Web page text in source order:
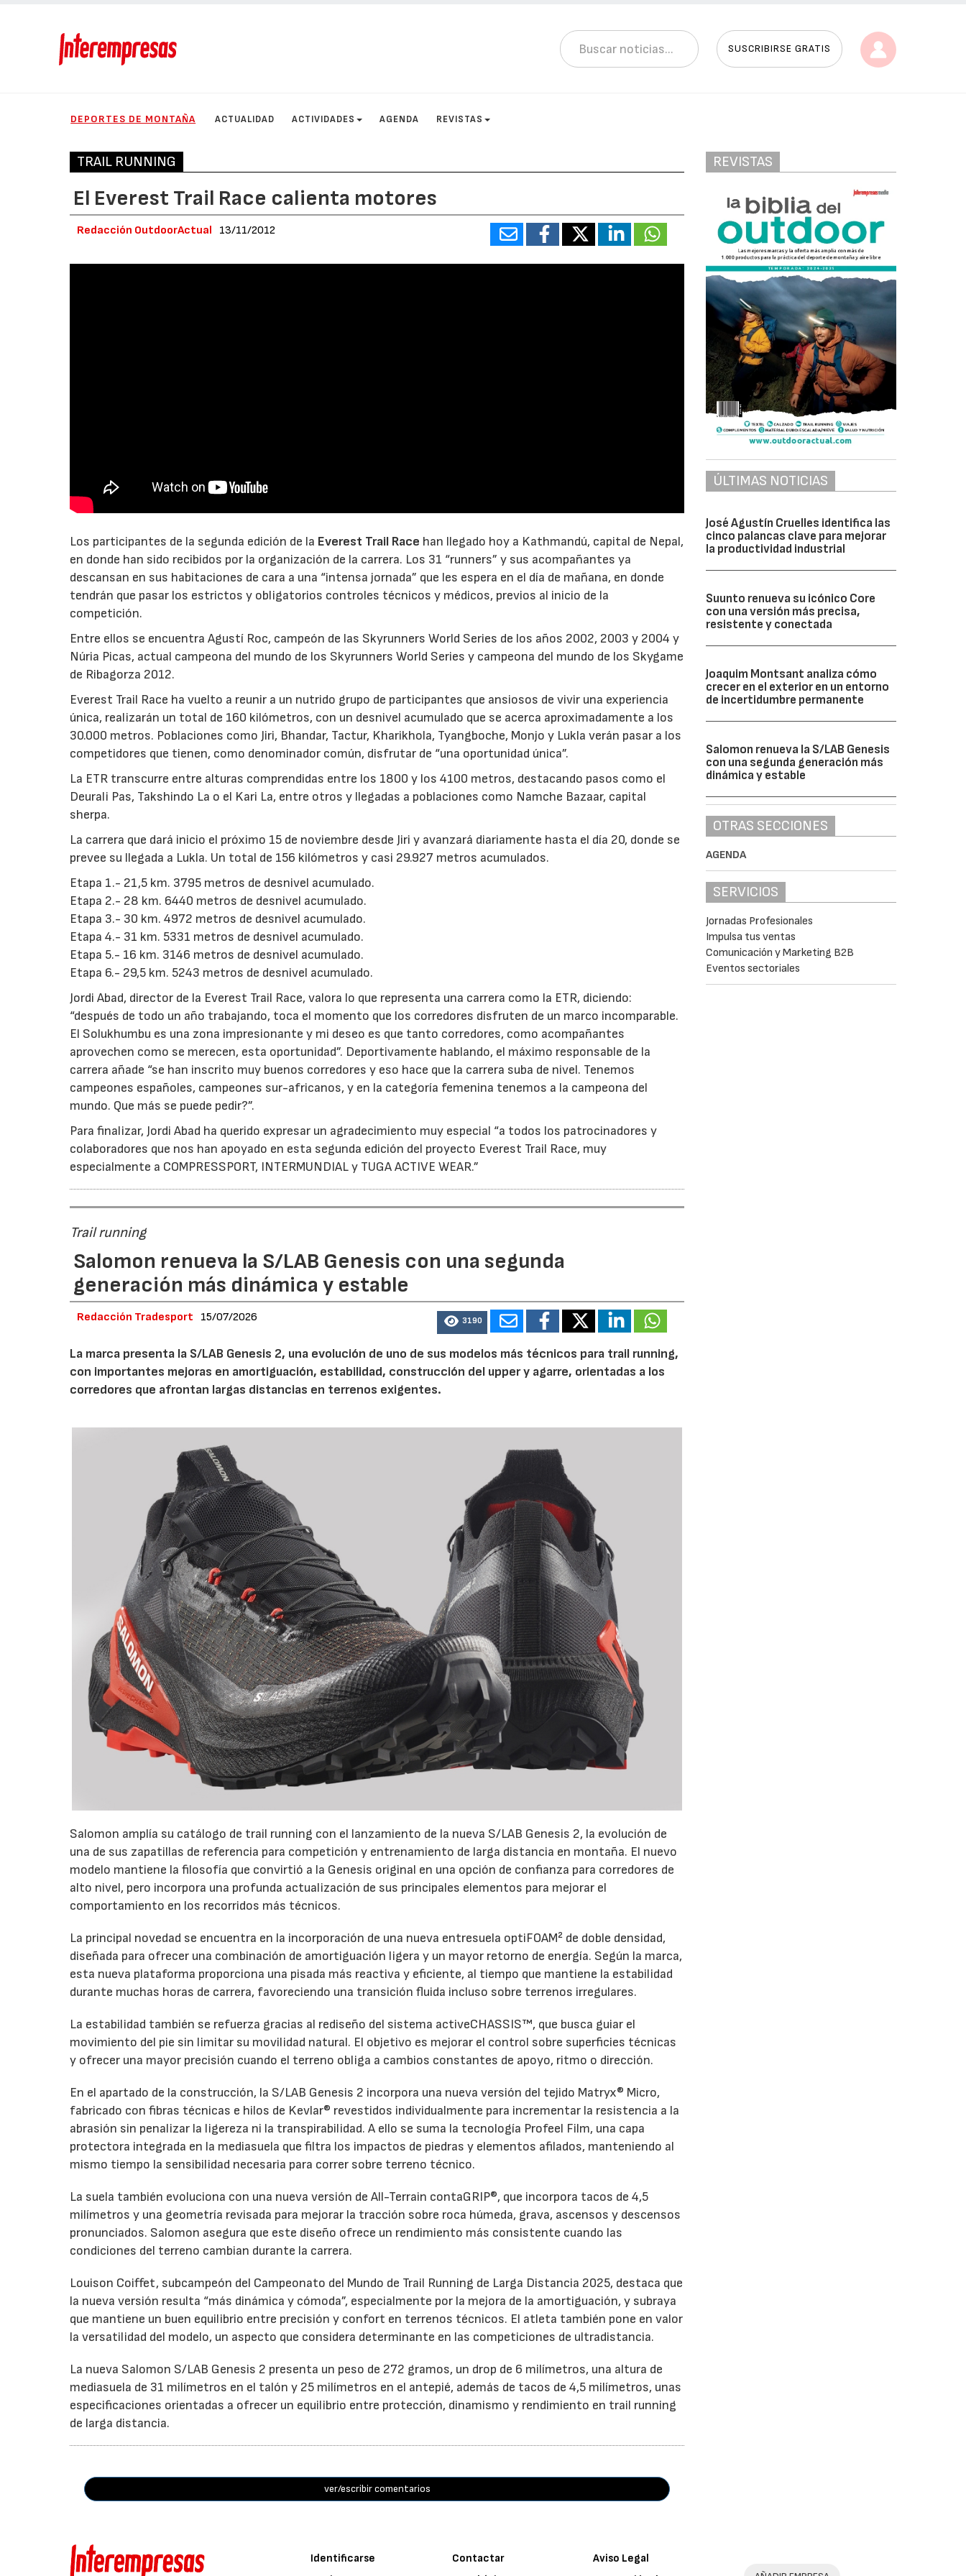
SUSCRIBIRSE GRATIS
DEPORTES DE MONTAÑA ACTUALIDAD ACTIVIDADES AGENDA REVISTAS
TRAIL RUNNING
El Everest Trail Race calienta motores
Redacción OutdoorActual 13/11/2012
Los participantes de la segunda edición de la Everest Trail Race han llegado hoy a Kathmandú, capital de Nepal,
en donde han sido recibidos por la organización de la carrera. Los 31 “runners” y sus acompañantes ya
descansan en sus habitaciones de cara a una “intensa jornada” que les espera en el día de mañana, en donde
tendrán que pasar los estrictos y obligatorios controles técnicos y médicos, previos al inicio de la
competición.
Entre ellos se encuentra Agustí Roc, campeón de las Skyrunners World Series de los años 2002, 2003 y 2004 y
Núria Picas, actual campeona del mundo de los Skyrunners World Series y campeona del mundo de los Skygame
de Ribagorza 2012.
Everest Trail Race ha vuelto a reunir a un nutrido grupo de participantes que ansiosos de vivir una experiencia
única, realizarán un total de 160 kilómetros, con un desnivel acumulado que se acerca aproximadamente a los
30.000 metros. Poblaciones como Jiri, Bhandar, Tactur, Kharikhola, Tyangboche, Monjo y Lukla verán pasar a los
competidores que tienen, como denominador común, disfrutar de “una oportunidad única”.
La ETR transcurre entre alturas comprendidas entre los 1800 y los 4100 metros, destacando pasos como el
Deurali Pas, Takshindo La o el Kari La, entre otros y llegadas a poblaciones como Namche Bazaar, capital
sherpa.
La carrera que dará inicio el próximo 15 de noviembre desde Jiri y avanzará diariamente hasta el día 20, donde se
prevee su llegada a Lukla. Un total de 156 kilómetros y casi 29.927 metros acumulados.
Etapa 1.- 21,5 km. 3795 metros de desnivel acumulado.
Etapa 2.- 28 km. 6440 metros de desnivel acumulado.
Etapa 3.- 30 km. 4972 metros de desnivel acumulado.
Etapa 4.- 31 km. 5331 metros de desnivel acumulado.
Etapa 5.- 16 km. 3146 metros de desnivel acumulado.
Etapa 6.- 29,5 km. 5243 metros de desnivel acumulado.
Jordi Abad, director de la Everest Trail Race, valora lo que representa una carrera como la ETR, diciendo:
“después de todo un año trabajando, toca el momento que los corredores disfruten de un marco incomparable.
El Solukhumbu es una zona impresionante y mi deseo es que tanto corredores, como acompañantes
aprovechen como se merecen, esta oportunidad”. Deportivamente hablando, el máximo responsable de la
carrera añade “se han inscrito muy buenos corredores y eso hace que la carrera suba de nivel. Tenemos
campeones españoles, campeones sur-africanos, y en la categoría femenina tenemos a la campeona del
mundo. Que más se puede pedir?”.
Para finalizar, Jordi Abad ha querido expresar un agradecimiento muy especial “a todos los patrocinadores y
colaboradores que nos han apoyado en esta segunda edición del proyecto Everest Trail Race, muy
especialmente a COMPRESSPORT, INTERMUNDIAL y TUGA ACTIVE WEAR.”
Trail running
Salomon renueva la S/LAB Genesis con una segunda
generación más dinámica y estable
Redacción Tradesport 15/07/2026 3190
La marca presenta la S/LAB Genesis 2, una evolución de uno de sus modelos más técnicos para trail running,
con importantes mejoras en amortiguación, estabilidad, construcción del upper y agarre, orientadas a los
corredores que afrontan largas distancias en terrenos exigentes.
Salomon amplía su catálogo de trail running con el lanzamiento de la nueva S/LAB Genesis 2, la evolución de
una de sus zapatillas de referencia para competición y entrenamiento de larga distancia en montaña. El nuevo
modelo mantiene la filosofía que convirtió a la Genesis original en una opción de confianza para corredores de
alto nivel, pero incorpora una profunda actualización de sus principales elementos para mejorar el
comportamiento en los recorridos más técnicos.
La principal novedad se encuentra en la incorporación de una nueva entresuela optiFOAM² de doble densidad,
diseñada para ofrecer una combinación de amortiguación ligera y un mayor retorno de energía. Según la marca,
esta nueva plataforma proporciona una pisada más reactiva y eficiente, al tiempo que mantiene la estabilidad
durante muchas horas de carrera, favoreciendo una transición fluida incluso sobre terrenos irregulares.
La estabilidad también se refuerza gracias al rediseño del sistema activeCHASSIS™, que busca guiar el
movimiento del pie sin limitar su movilidad natural. El objetivo es mejorar el control sobre superficies técnicas
y ofrecer una mayor precisión cuando el terreno obliga a cambios constantes de apoyo, ritmo o dirección.
En el apartado de la construcción, la S/LAB Genesis 2 incorpora una nueva versión del tejido Matryx® Micro,
fabricado con fibras técnicas e hilos de Kevlar® revestidos individualmente para incrementar la resistencia a la
abrasión sin penalizar la ligereza ni la transpirabilidad. A ello se suma la tecnología Profeel Film, una capa
protectora integrada en la mediasuela que filtra los impactos de piedras y elementos afilados, manteniendo al
mismo tiempo la sensibilidad necesaria para correr sobre terreno técnico.
La suela también evoluciona con una nueva versión de All-Terrain contaGRIP®, que incorpora tacos de 4,5
milímetros y una geometría revisada para mejorar la tracción sobre roca húmeda, grava, ascensos y descensos
pronunciados. Salomon asegura que este diseño ofrece un rendimiento más consistente cuando las
condiciones del terreno cambian durante la carrera.
Louison Coiffet, subcampeón del Campeonato del Mundo de Trail Running de Larga Distancia 2025, destaca que
la nueva versión resulta “más dinámica y cómoda”, especialmente por la mejora de la amortiguación, y subraya
que mantiene un buen equilibrio entre precisión y confort en terrenos técnicos. El atleta también pone en valor
la versatilidad del modelo, un aspecto que considera determinante en las competiciones de ultradistancia.
La nueva Salomon S/LAB Genesis 2 presenta un peso de 272 gramos, un drop de 6 milímetros, una altura de
mediasuela de 31 milímetros en el talón y 25 milímetros en el antepié, además de tacos de 4,5 milímetros, unas
especificaciones orientadas a ofrecer un equilibrio entre protección, dinamismo y rendimiento en trail running
de larga distancia.
ver/escribir comentarios
REVISTAS
ÚLTIMAS NOTICIAS
José Agustín Cruelles identifica las
cinco palancas clave para mejorar
la productividad industrial
Suunto renueva su icónico Core
con una versión más precisa,
resistente y conectada
Joaquim Montsant analiza cómo
crecer en el exterior en un entorno
de incertidumbre permanente
Salomon renueva la S/LAB Genesis
con una segunda generación más
dinámica y estable
OTRAS SECCIONES
AGENDA
SERVICIOS
Jornadas Profesionales
Impulsa tus ventas
Comunicación y Marketing B2B
Eventos sectoriales
Identificarse
Contactar
Aviso Legal